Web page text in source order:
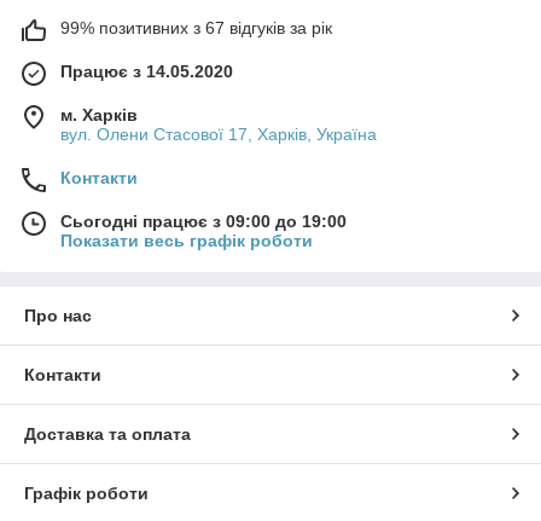
99% позитивних з 67 відгуків за рік
Працює з 14.05.2020
м. Харків
вул. Олени Стасової 17, Харків, Україна
Контакти
Сьогодні працює з 09:00 до 19:00
Показати весь графік роботи
Про нас
Контакти
Доставка та оплата
Графік роботи